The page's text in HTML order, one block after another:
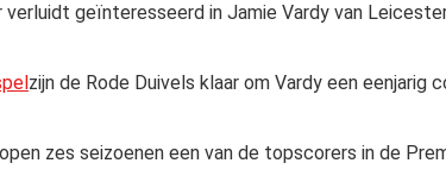
verluidt geïnteresseerd in Jamie Vardy van
zijn de Rode Duivels klaar om Vardy een eenjarig
zes seizoenen een van de topscorers in de